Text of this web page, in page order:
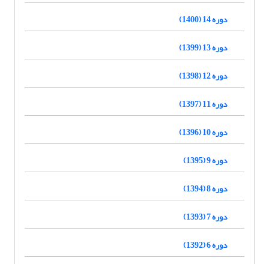
دوره 14 (1400)
دوره 13 (1399)
دوره 12 (1398)
دوره 11 (1397)
دوره 10 (1396)
دوره 9 (1395)
دوره 8 (1394)
دوره 7 (1393)
دوره 6 (1392)